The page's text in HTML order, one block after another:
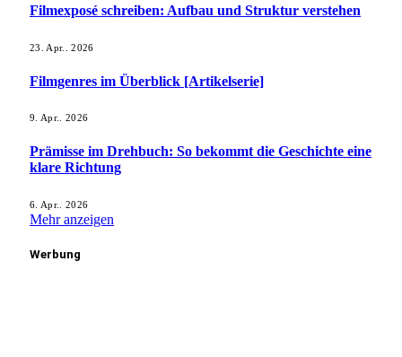
Filmexposé schreiben: Aufbau und Struktur verstehen
23. Apr.. 2026
Filmgenres im Überblick [Artikelserie]
9. Apr.. 2026
Prämisse im Drehbuch: So bekommt die Geschichte eine
klare Richtung
6. Apr.. 2026
Mehr anzeigen
Werbung